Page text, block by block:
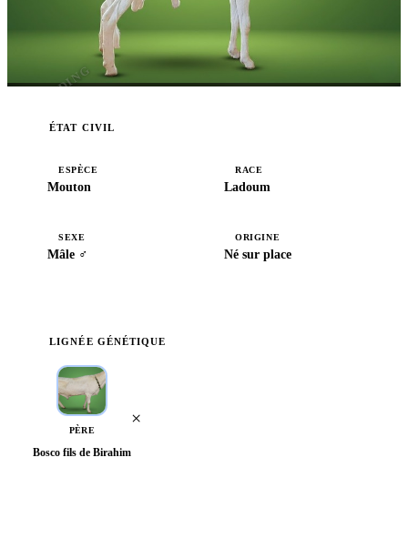
I3BREEDING
ÉTAT CIVIL
ESPÈCE
Mouton
RACE
Ladoum
SEXE
Mâle ♂
ORIGINE
Né sur place
LIGNÉE GÉNÉTIQUE
PÈRE
Bosco fils de Birahim
×